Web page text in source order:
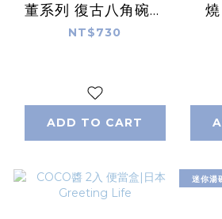
董系列 復古八角碗｜
日本Chips Inc.
NT$730
ADD TO CART
迷你湯